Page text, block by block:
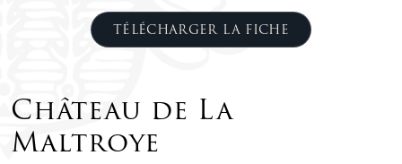
TÉLÉCHARGER LA FICHE
Château de La
Maltroye